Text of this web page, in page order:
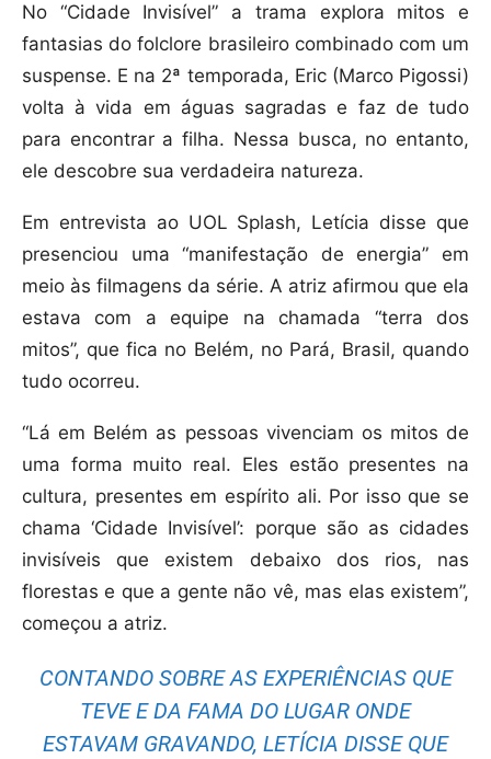
No “Cidade Invisível” a trama explora mitos e
fantasias do folclore brasileiro combinado com um
suspense. E na 2ª temporada, Eric (Marco Pigossi)
volta à vida em águas sagradas e faz de tudo
para encontrar a filha. Nessa busca, no entanto,
ele descobre sua verdadeira natureza.
Em entrevista ao UOL Splash, Letícia disse que
presenciou uma “manifestação de energia” em
meio às filmagens da série. A atriz afirmou que ela
estava com a equipe na chamada “terra dos
mitos”, que fica no Belém, no Pará, Brasil, quando
tudo ocorreu.
“Lá em Belém as pessoas vivenciam os mitos de
uma forma muito real. Eles estão presentes na
cultura, presentes em espírito ali. Por isso que se
chama ‘Cidade Invisível’: porque são as cidades
invisíveis que existem debaixo dos rios, nas
florestas e que a gente não vê, mas elas existem”,
começou a atriz.
CONTANDO SOBRE AS EXPERIÊNCIAS QUE
TEVE E DA FAMA DO LUGAR ONDE
ESTAVAM GRAVANDO, LETÍCIA DISSE QUE